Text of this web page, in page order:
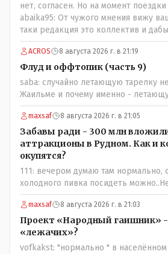
нет, согласен. Но на момент
abaika95: От чужого мнения вижу
таки редакция это коллектив и
профессиональное лицо можно
Общественному объединению на не
высказываний о вас в том тоне в
публикация.В комментарии от ОО
факт. На мнение я ответил там же.
отвечать не намерен, но акценты
нужно было проверить. Что мы и
называете зависимостью, то у меня
представление об этом термине.
ACROS 8 августа 2026 г. в 21:19
Флуд и оффтопик (часть 9)
saba: случайно летающую тарелку
Жаильме и почему именно -
maxsaf 8 августа 2026 г. в 21:05
Забавы ради - 300 млн
аттракционы в Рудном. Как и
окупятся?
111: вечером думаю там нормально,
холодного пивка посидеть
maxsaf 8 августа 2026 г. в 21:03
Проект «Народный гаишник» -
«лежачих»?
vofkakst: "нормально " в